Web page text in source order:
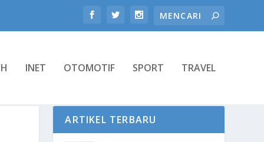
INET OTOMOTIF SPORT TRAVEL
ARTIKEL TERBARU